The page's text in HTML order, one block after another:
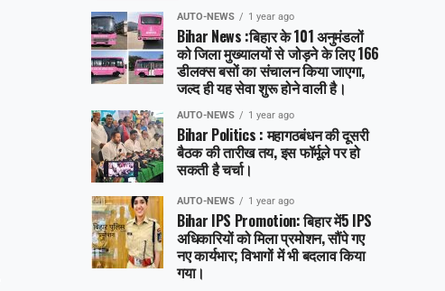
AUTO-NEWS 1 year ago
Bihar News :बिहार के 101 अनुमंडलों
को जिला मुख्यालयों से जोड़ने के लिए 166
डीलक्स बसों का संचालन किया जाएगा,
जल्द ही यह सेवा शुरू होने वाली है।
AUTO-NEWS 1 year ago
Bihar Politics : महागठबंधन की दूसरी
बैठक की तारीख तय, इस फॉर्मूले पर हो
सकती है चर्चा।
AUTO-NEWS 1 year ago
Bihar IPS Promotion: बिहार में5 IPS
अधिकारियों को मिला प्रमोशन, सौंपे गए
नए कार्यभार; विभागों में भी बदलाव किया
गया।